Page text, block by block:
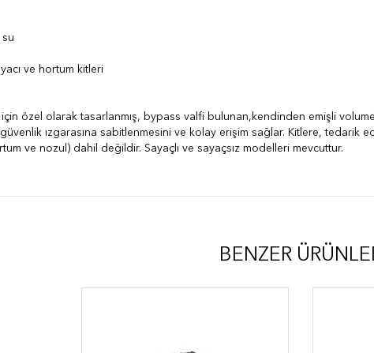
ve hortum kitleri
için özel olarak tasarlanmış, bypass valfi bulunan,kendinden emişli
ızgarasına sabitlenmesini ve kolay erişim sağlar. Kitlere, tedarik
ve nozul) dahil değildir. Sayaçlı ve sayaçsız modelleri mevcuttur.
BENZER